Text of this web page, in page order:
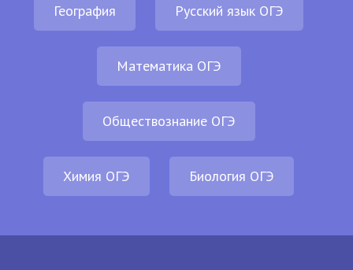
География Русский язык ОГЭ
Математика ОГЭ
Обществознание ОГЭ
Химия ОГЭ Биология ОГЭ